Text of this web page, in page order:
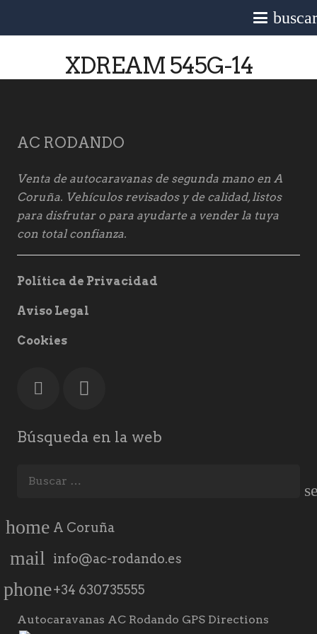
XDREAM 545G-14
AC RODANDO
Venta de autocaravanas de segunda mano en A
Coruña. Vehículos revisados y de calidad, listos
para disfrutar o para ayudarte a vender la tuya
con total confianza.
Política de Privacidad
Aviso Legal
Cookies
Búsqueda en la web
home A Coruña
mail info@ac-rodando.es
phone+34 630735555
Autocaravanas AC Rodando GPS Directions